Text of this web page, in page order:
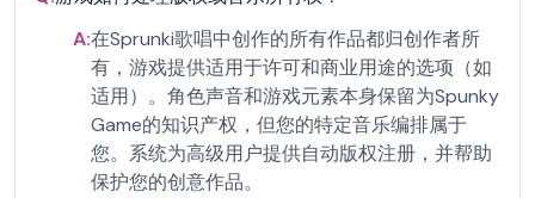
A:在Sprunki歌唱中创作的所有作品都归创作者所
有，游戏提供适用于许可和商业用途的选项（如
适用）。角色声音和游戏元素本身保留为Spunky
Game的知识产权，但您的特定音乐编排属于
您。系统为高级用户提供自动版权注册，并帮助
保护您的创意作品。